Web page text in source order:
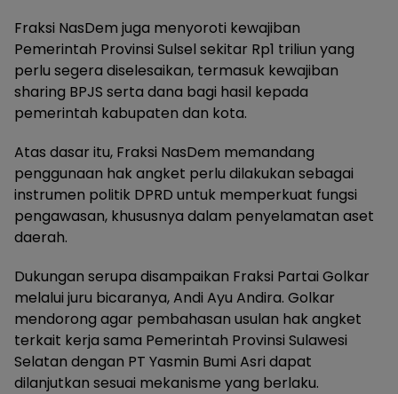
Fraksi NasDem juga menyoroti kewajiban
Pemerintah Provinsi Sulsel sekitar Rp1 triliun yang
perlu segera diselesaikan, termasuk kewajiban
sharing BPJS serta dana bagi hasil kepada
pemerintah kabupaten dan kota.
Atas dasar itu, Fraksi NasDem memandang
penggunaan hak angket perlu dilakukan sebagai
instrumen politik DPRD untuk memperkuat fungsi
pengawasan, khususnya dalam penyelamatan aset
daerah.
Dukungan serupa disampaikan Fraksi Partai Golkar
melalui juru bicaranya, Andi Ayu Andira. Golkar
mendorong agar pembahasan usulan hak angket
terkait kerja sama Pemerintah Provinsi Sulawesi
Selatan dengan PT Yasmin Bumi Asri dapat
dilanjutkan sesuai mekanisme yang berlaku.